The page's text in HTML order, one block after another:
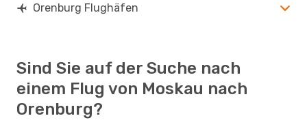
Orenburg Flughäfen
Sind Sie auf der Suche nach
einem Flug von Moskau nach
Orenburg?